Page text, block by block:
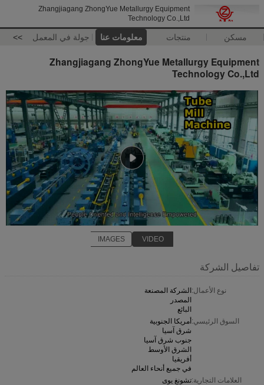
Zhangjiagang ZhongYue Metallurgy Equipment
Technology Co.,Ltd
مسكن منتجات معلومات عنا جولة في المعمل >>
Zhangjiagang ZhongYue Metallurgy Equipment
Technology Co.,Ltd
VIDEO
IMAGES
تفاصيل الشركة
نوع الأعمال:الشركة المصنعة
المصدر
البائع
السوق الرئيسي:أمريكا الجنوبية
شرق آسيا
جنوب شرق آسيا
الشرق الأوسط
أفريقيا
في جميع أنحاء العالم
العلامات التجارية:تشونغ يوى